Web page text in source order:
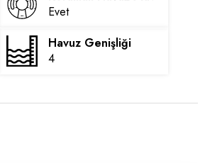
Evet
Havuz Genişliği
4